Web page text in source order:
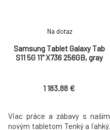
Samsung Tablet Galaxy Tab
S11 5G 11" X736 256GB, gray
Na dotaz
1 183.88 €
Viac práce a zábavy s naším
novým tabletom Tenký a ľahký.